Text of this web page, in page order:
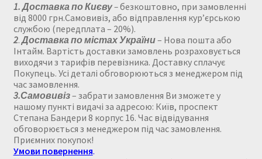
1.Доставка по Києву–безкоштовно, при замовленні
від 8000 грн.Самовивіз, або відправлення кур’єрською
службою (передплата – 20%).
2.Доставка по містах України– Нова пошта або
Інтайм. Вартість доставки замовлень розраховується
виходячи з тарифів перевізника. Доставку сплачує
Покупець. Усі деталі обговорюються з менеджером під
час замовлення.
3.Самовивіз– забрати замовлення Ви зможете у
нашому пункті видачі за адресою: Київ, проспект
Степана Бандери 8 корпус 16. Час відвідування
обговорюється з менеджером під час замовлення.
Приємних покупок!
Умови повернення.